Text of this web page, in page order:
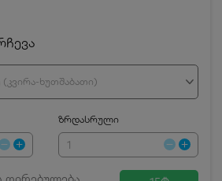
ხუთშაბათი)
ზრდასრული